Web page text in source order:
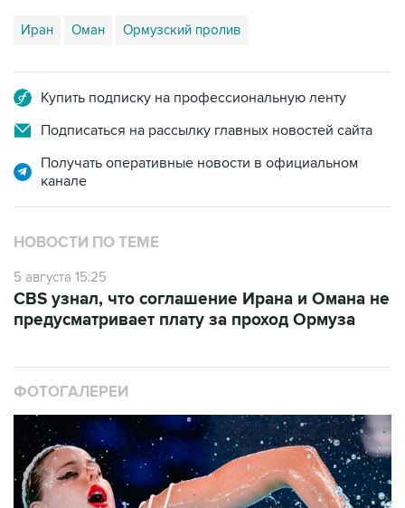
Иран Оман Ормузский пролив
Купить подписку на профессиональную ленту
Подписаться на рассылку главных новостей сайта
Получать оперативные новости в официальном
канале
НОВОСТИ ПО ТЕМЕ
5 августа 15:25
CBS узнал, что соглашение Ирана и Омана не
предусматривает плату за проход Ормуза
ФОТОГАЛЕРЕИ